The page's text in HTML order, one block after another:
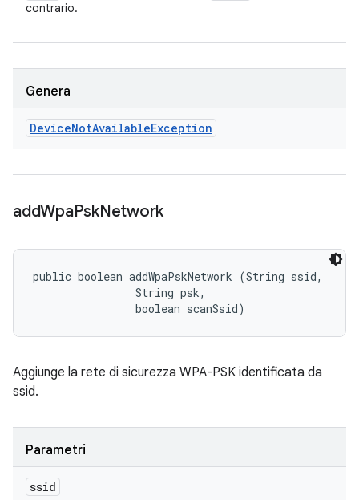
contrario.
Genera
DeviceNotAvailableException
addWpaPskNetwork
public boolean addWpaPskNetwork (String ssid,
                String psk,
                boolean scanSsid)
Aggiunge la rete di sicurezza WPA-PSK identificata da
ssid.
Parametri
ssid